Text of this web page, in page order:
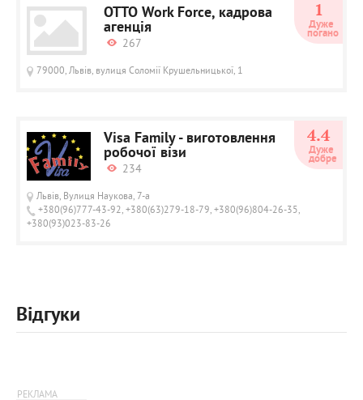
OTTO Work Force, кадрова
агенція
267
79000, Львів, вулиця Соломії Крушельницької, 1
1
Дуже
погано
Visa Family - виготовлення
робочої візи
234
Львів, Вулиця Наукова, 7-а
+380(96)777-43-92, +380(63)279-18-79, +380(96)804-26-35,
+380(93)023-83-26
4.4
Дуже
добре
Відгуки